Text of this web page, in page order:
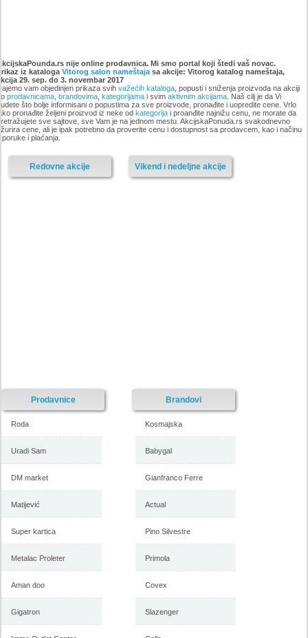
akcija, 14. dec. 2018 do 25.
januar 2019
-istekla akcija-
akcija 2. novembar do 14.
decembar 2018
-istekla akcija-
Akcija Vitorog nameštaj, 29.
jun do 17. avgust 2018
Vitorog katalog nameštaja,
akcija 13. april do 25. maj
nije online prodavnica. Mi smo portal koji štedi vaš novac.
iz kataloga Vitorog salon nameštajasa akcije: Vitorog katalog nameštaja,
29. sep. do 3. novembar 2017
vam objedinjen prikaza svih važećih kataloga, popusti i sniženja proizvoda na akciji
prodavnicama, brandovima, kategorijamai svim aktivnim akcijama. Naš cilj je da Vi
što bolje informisani o popustima za sve proizvode, pronađite i uopredite cene. Vrlo
pronađite željeni proizvod iz neke od kategorijai proanđite najnižu cenu, ne morate da
sve sajtove, sve Vam je na jednom mestu. AkcijskaPonuda.rs svakodnevno
cene, ali je ipak potrebno da proverite cenu i dostupnost sa prodavcem, kao i načinu
i plaćanja.
Vikend i nedeljne akcije
Redovne akcije
Prodavnice
Roda
Uradi Sam
DM market
Matijević
Super kartica
Metalac Proleter
Aman doo
Gigatron
Brandovi
Kosmajska
Babygal
Gianfranco Ferre
Actual
Pino Silvestre
Primola
Covex
Slazenger